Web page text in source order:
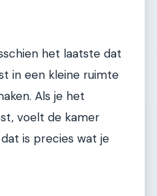
het laatste dat
in een kleine ruimte
Als je het
voelt de kamer
is precies wat je